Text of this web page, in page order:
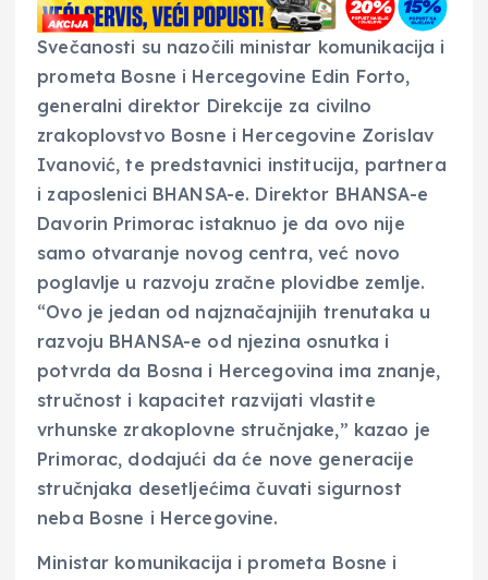
Svečanosti su nazočili ministar komunikacija i
prometa Bosne i Hercegovine Edin Forto,
generalni direktor Direkcije za civilno
zrakoplovstvo Bosne i Hercegovine Zorislav
Ivanović, te predstavnici institucija, partnera
i zaposlenici BHANSA-e. Direktor BHANSA-e
Davorin Primorac istaknuo je da ovo nije
samo otvaranje novog centra, već novo
poglavlje u razvoju zračne plovidbe zemlje.
“Ovo je jedan od najznačajnijih trenutaka u
razvoju BHANSA-e od njezina osnutka i
potvrda da Bosna i Hercegovina ima znanje,
stručnost i kapacitet razvijati vlastite
vrhunske zrakoplovne stručnjake,” kazao je
Primorac, dodajući da će nove generacije
stručnjaka desetljećima čuvati sigurnost
neba Bosne i Hercegovine.
Ministar komunikacija i prometa Bosne i